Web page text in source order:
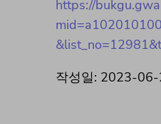
https://
작성일: 2023-